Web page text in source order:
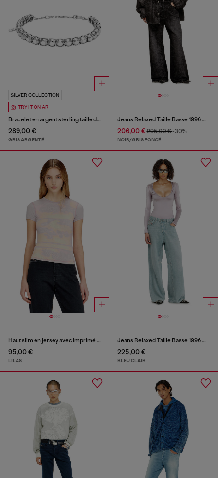
SILVER COLLECTION
TRY IT ON AR
Bracelet en argent sterling taille diamant
289,00 €
GRIS ARGENTÉ
Jeans Relaxed Taille Basse 1996 D-Sire
206,00 €295,00 €-30%
NOIR/GRIS FONCÉ
Haut slim en jersey avec imprimé graphique
95,00 €
LILAS
Jeans Relaxed Taille Basse 1996 D-Sire
225,00 €
BLEU CLAIR